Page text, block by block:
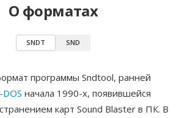
О форматах
SNDT SND
программы Sndtool, ранней
DOS начала 1990-х, появившейся
карт Sound Blaster в ПК. В